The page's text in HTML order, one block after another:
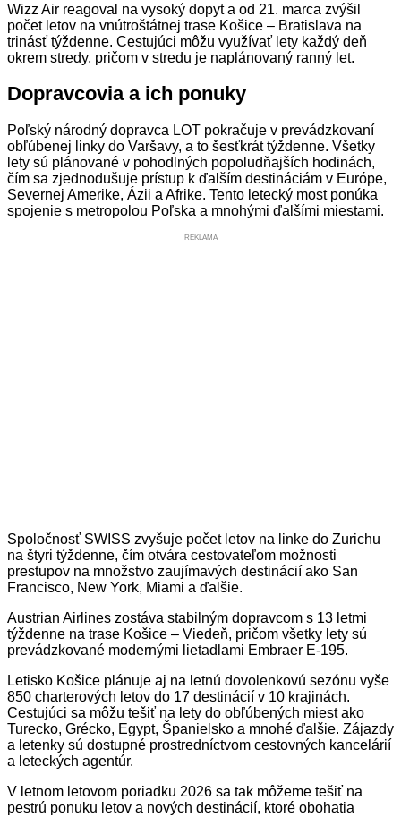
Wizz Air reagoval na vysoký dopyt a od 21. marca zvýšil
počet letov na vnútroštátnej trase Košice – Bratislava na
trinásť týždenne. Cestujúci môžu využívať lety každý deň
okrem stredy, pričom v stredu je naplánovaný ranný let.
Dopravcovia a ich ponuky
Poľský národný dopravca LOT pokračuje v prevádzkovaní
obľúbenej linky do Varšavy, a to šesťkrát týždenne. Všetky
lety sú plánované v pohodlných popoludňajších hodinách,
čím sa zjednodušuje prístup k ďalším destináciám v Európe,
Severnej Amerike, Ázii a Afrike. Tento letecký most ponúka
spojenie s metropolou Poľska a mnohými ďalšími miestami.
REKLAMA
Spoločnosť SWISS zvyšuje počet letov na linke do Zurichu
na štyri týždenne, čím otvára cestovateľom možnosti
prestupov na množstvo zaujímavých destinácií ako San
Francisco, New York, Miami a ďalšie.
Austrian Airlines zostáva stabilným dopravcom s 13 letmi
týždenne na trase Košice – Viedeň, pričom všetky lety sú
prevádzkované modernými lietadlami Embraer E-195.
Letisko Košice plánuje aj na letnú dovolenkovú sezónu vyše
850 charterových letov do 17 destinácií v 10 krajinách.
Cestujúci sa môžu tešiť na lety do obľúbených miest ako
Turecko, Grécko, Egypt, Španielsko a mnohé ďalšie. Zájazdy
a letenky sú dostupné prostredníctvom cestovných kancelárií
a leteckých agentúr.
V letnom letovom poriadku 2026 sa tak môžeme tešiť na
pestrú ponuku letov a nových destinácií, ktoré obohatia